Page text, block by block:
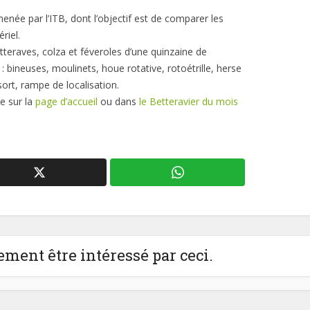
par l’ITB, dont l’objectif est de comparer les
colza et féveroles d’une quinzaine de
bineuses, moulinets, houe rotative, rotoétrille, herse
rampe de localisation.
sur la page d’accueil ou dans le Betteravier du mois
être intéressé par ceci.